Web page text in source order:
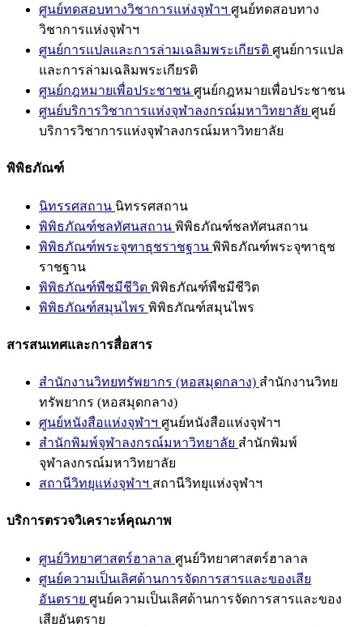
ศูนย์ทดสอบทางวิชาการแห่งจุฬาฯ ศูนย์ทดสอบทาง
วิชาการแห่งจุฬาฯ
ศูนย์การแปลและการล่ามเฉลิมพระเกียรติ ศูนย์การแปล
และการล่ามเฉลิมพระเกียรติ
ศูนย์กฎหมายเพื่อประชาชน ศูนย์กฎหมายเพื่อประชาชน
ศูนย์บริการวิชาการแห่งจุฬาลงกรณ์มหาวิทยาลัย ศูนย์
บริการวิชาการแห่งจุฬาลงกรณ์มหาวิทยาลัย
พิพิธภัณฑ์
นิทรรศสถาน นิทรรศสถาน
พิพิธภัณฑ์ชลทัศนสถาน พิพิธภัณฑ์ชลทัศนสถาน
พิพิธภัณฑ์พระจุฑาธุชราชฐาน พิพิธภัณฑ์พระจุฑาธุช
ราชฐาน
พิพิธภัณฑ์พืชมีชีวิต พิพิธภัณฑ์พืชมีชีวิต
พิพิธภัณฑ์สมุนไพร พิพิธภัณฑ์สมุนไพร
สารสนเทศและการสื่อสาร
สำนักงานวิทยทรัพยากร (หอสมุดกลาง) สำนักงานวิทย
ทรัพยากร (หอสมุดกลาง)
ศูนย์หนังสือแห่งจุฬาฯ ศูนย์หนังสือแห่งจุฬาฯ
สำนักพิมพ์จุฬาลงกรณ์มหาวิทยาลัย สำนักพิมพ์
จุฬาลงกรณ์มหาวิทยาลัย
สถานีวิทยุแห่งจุฬาฯ สถานีวิทยุแห่งจุฬาฯ
บริการตรวจวิเคราะห์คุณภาพ
ศูนย์วิทยาศาสตร์ฮาลาล ศูนย์วิทยาศาสตร์ฮาลาล
ศูนย์ความเป็นเลิศด้านการจัดการสารและของเสีย
อันตราย ศูนย์ความเป็นเลิศด้านการจัดการสารและของ
เสียอันตราย